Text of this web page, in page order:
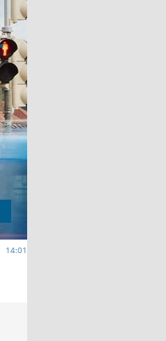
14:01